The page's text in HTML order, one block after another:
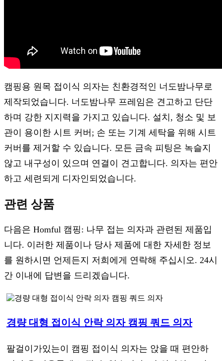
캠핑용 원목 접이식 의자는 친환경적인 너도밤나무로
제작되었습니다. 너도밤나무 프레임은 견고하고 단단
하며 강한 지지력을 가지고 있습니다. 설치, 청소 및 보
관이 용이한 시트 커버; 손 또는 기계 세탁을 위해 시트
커버를 제거할 수 있습니다. 모든 금속 피팅은 녹슬지
않고 내구성이 있으며 연결이 견고합니다. 의자는 편안
하고 세련되게 디자인되었습니다.
관련 상품
다음은 Homful 캠핑: 나무 접는 의자과 관련된 제품입
니다. 이러한 제품이나 당사 제품에 대한 자세한 정보
를 원하시면 언제든지 저희에게 연락해 주십시오. 24시
간 이내에 답변을 드리겠습니다.
경량 대형 접이식 안락 의자 캠핑 쿼드 의자
팔걸이가있는이 캠핑 접이식 의자는 앉을 때 편안하